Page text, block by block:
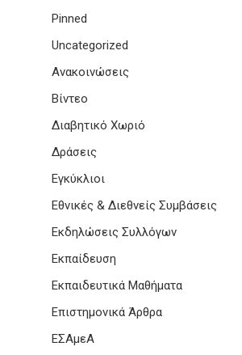
Pinned
Uncategorized
Ανακοινώσεις
Βίντεο
Διαβητικό Χωριό
Δράσεις
Εγκύκλιοι
Εθνικές & Διεθνείς Συμβάσεις
Εκδηλώσεις Συλλόγων
Εκπαίδευση
Εκπαιδευτικά Μαθήματα
Επιστημονικά Άρθρα
ΕΣΑμεΑ